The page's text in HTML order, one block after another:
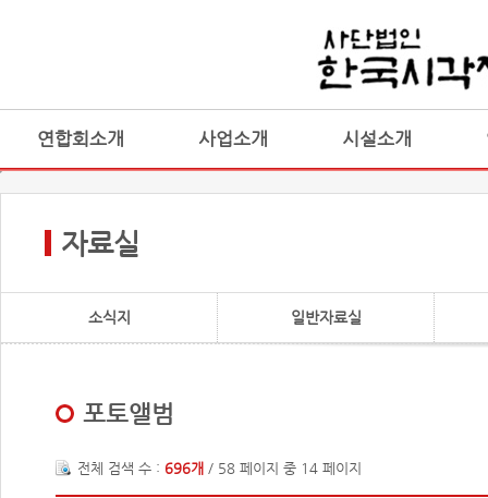
연합회소개 사업소개 시설소개
자료실
소식지 일반자료실
포토앨범
전체 검색 수 : 696개 / 58 페이지 중 14 페이지